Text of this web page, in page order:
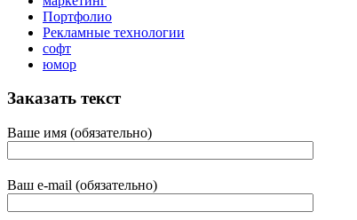
Портфолио
Рекламные технологии
софт
юмор
Заказать текст
Ваше имя (обязательно)
Ваш e-mail (обязательно)